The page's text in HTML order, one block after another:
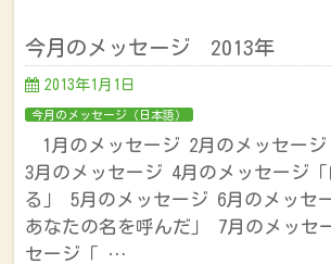
今月のメッセージ 2013年
2013年1月1日
今月のメッセージ（日本語）
1月のメッセージ 2月のメッセージ
3月のメッセージ 4月のメッセージ
る」 5月のメッセージ 6月のメッセ
あなたの名を呼んだ」 7月のメッセ
セージ「 …